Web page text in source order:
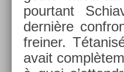
pour­tant
dernière
frein­er.
avait